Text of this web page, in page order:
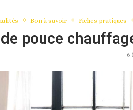
Bon à savoir Fiches pratiques
pouce
6